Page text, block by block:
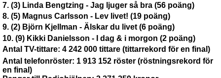
7. (3) Linda Bengtzing - Jag ljuger så bra (56 poäng)
8. (5) Magnus Carlsson - Lev livet! (19 poäng)
9. (2) Björn Kjellman - Älskar du livet (6 poäng)
10. (9) Kikki Danielsson - I dag & i morgon (2 poäng)
Antal TV-tittare: 4 242 000 tittare (tittarrekord för en final)
Antal telefonröster: 1 913 152 röster (röstningsrekord för
en final)